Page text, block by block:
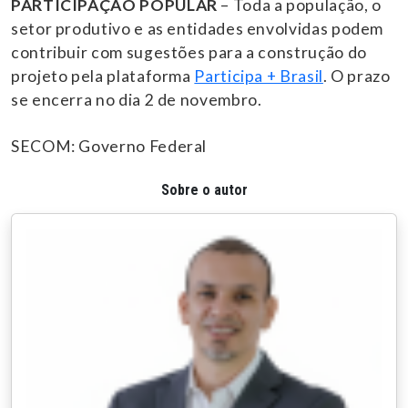
PARTICIPAÇÃO POPULAR – Toda a população, o
setor produtivo e as entidades envolvidas podem
contribuir com sugestões para a construção do
projeto pela plataforma Participa + Brasil. O prazo
se encerra no dia 2 de novembro.
SECOM: Governo Federal
Sobre o autor